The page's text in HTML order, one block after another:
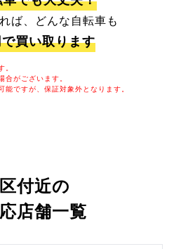
ば、どんな自転車も
買い取ります
。
がございます。
ですが、保証対象外となります。
付近の
店舗一覧